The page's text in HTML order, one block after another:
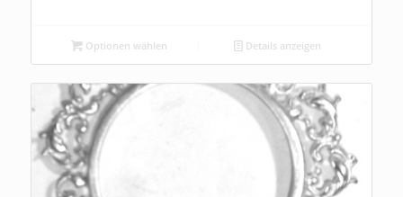
Optionen wählen Details anzeigen